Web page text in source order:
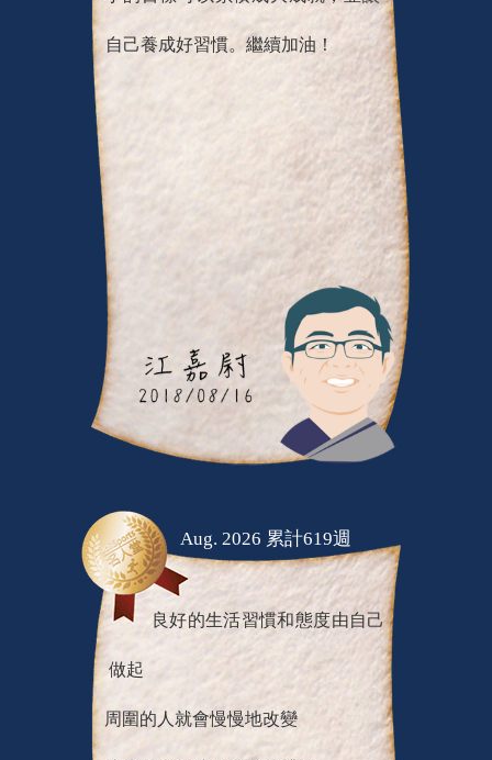
小的目標可以累積成大成就，並讓
自己養成好習慣。繼續加油！
良好的生活習慣和態度由自己
周圍的人就會慢慢地改變
這也是我給孩子最好的禮物